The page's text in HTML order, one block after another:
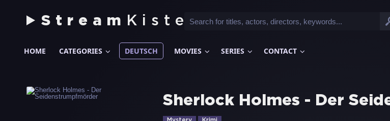
Stream Kiste
HOME CATEGORIES DEUTSCH MOVIES SERIES CONTACT
Sherlock Holmes - Der